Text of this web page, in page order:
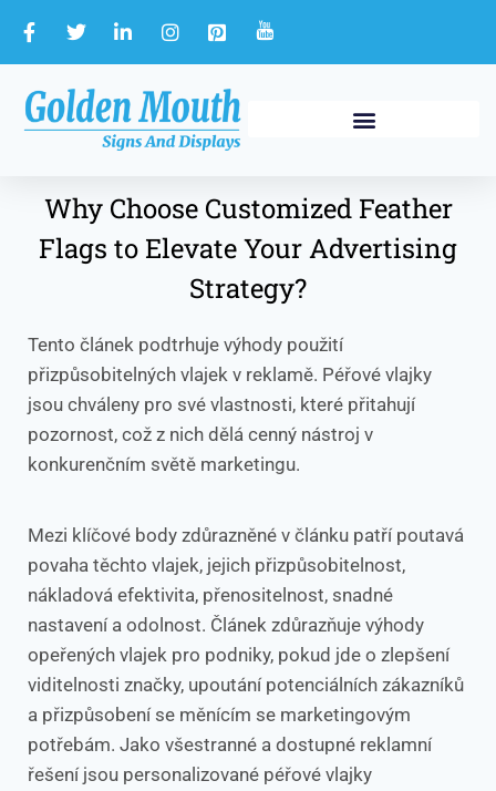
Why Choose Customized Feather
Flags to Elevate Your Advertising
Strategy?
Tento článek podtrhuje výhody použití
přizpůsobitelných vlajek v reklamě. Péřové vlajky
jsou chváleny pro své vlastnosti, které přitahují
pozornost, což z nich dělá cenný nástroj v
konkurenčním světě marketingu.
Mezi klíčové body zdůrazněné v článku patří poutavá
povaha těchto vlajek, jejich přizpůsobitelnost,
nákladová efektivita, přenositelnost, snadné
nastavení a odolnost. Článek zdůrazňuje výhody
opeřených vlajek pro podniky, pokud jde o zlepšení
viditelnosti značky, upoutání potenciálních zákazníků
a přizpůsobení se měnícím se marketingovým
potřebám. Jako všestranné a dostupné reklamní
řešení jsou personalizované péřové vlajky